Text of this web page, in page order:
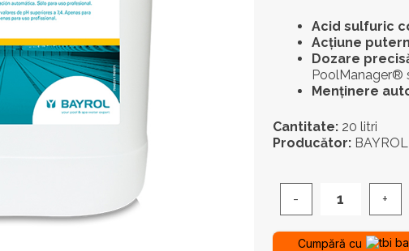
Acid sulfuric
Acțiune
Dozare
PoolManager®
Menținere
Cantitate:20 litri
Producător:
pH
Cumpără cu